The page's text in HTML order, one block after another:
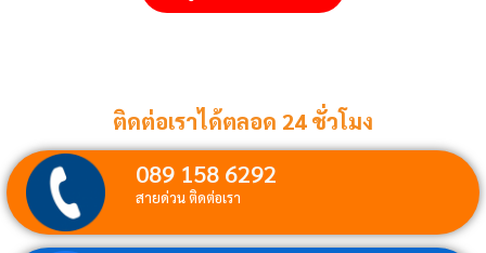
ติดต่อเราได้ตลอด 24 ชั่วโมง
089 158 6292
สายด่วน ติดต่อเรา